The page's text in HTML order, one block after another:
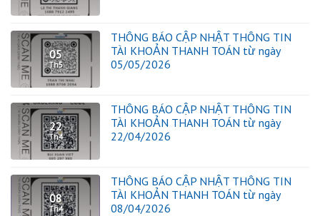
05
Th5
THÔNG BÁO CẬP NHẬT THÔNG TIN
TÀI KHOẢN THANH TOÁN từ ngày
05/05/2026
22
Th4
THÔNG BÁO CẬP NHẬT THÔNG TIN
TÀI KHOẢN THANH TOÁN từ ngày
22/04/2026
08
Th4
THÔNG BÁO CẬP NHẬT THÔNG TIN
TÀI KHOẢN THANH TOÁN từ ngày
08/04/2026